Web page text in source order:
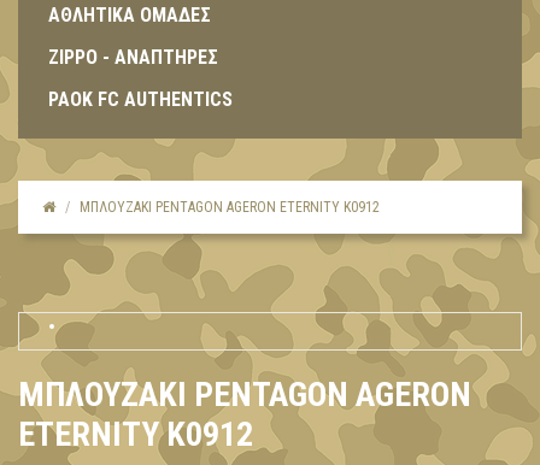
ΑΘΛΗΤΙΚΑ ΟΜΑΔΕΣ
ZIPPO - ΑΝΑΠΤΗΡΕΣ
PAOK FC AUTHENTICS
ΜΠΛΟΥΖΆΚΙ PENTAGON AGERON ETERNITY K0912
ΜΠΛΟΥΖΆΚΙ PENTAGON AGERON
ETERNITY K0912